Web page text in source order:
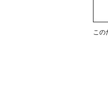
この